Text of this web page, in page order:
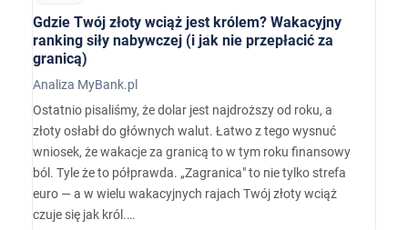
Gdzie Twój złoty wciąż jest królem? Wakacyjny
ranking siły nabywczej (i jak nie przepłacić za
granicą)
Analiza MyBank.pl
Ostatnio pisaliśmy, że dolar jest najdroższy od roku, a
złoty osłabł do głównych walut. Łatwo z tego wysnuć
wniosek, że wakacje za granicą to w tym roku finansowy
ból. Tyle że to półprawda. „Zagranica" to nie tylko strefa
euro — a w wielu wakacyjnych rajach Twój złoty wciąż
czuje się jak król.…